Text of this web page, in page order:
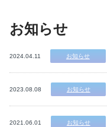
お知らせ
2024.04.11 お知らせ
2023.08.08 お知らせ
2021.06.01 お知らせ